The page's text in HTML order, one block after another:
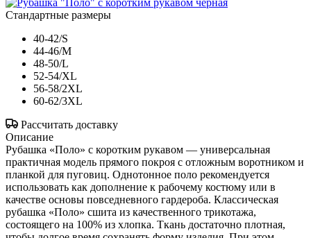
Стандартные размеры
40-42/S
44-46/M
48-50/L
52-54/XL
56-58/2XL
60-62/3XL
Рассчитать доставку
Описание
Рубашка «Поло» с коротким рукавом — универсальная
практичная модель прямого покроя с отложным воротником и
планкой для пуговиц. Однотонное поло рекомендуется
использовать как дополнение к рабочему костюму или в
качестве основы повседневного гардероба. Классическая
рубашка «Поло» сшита из качественного трикотажа,
состоящего на 100% из хлопка. Ткань достаточно плотная,